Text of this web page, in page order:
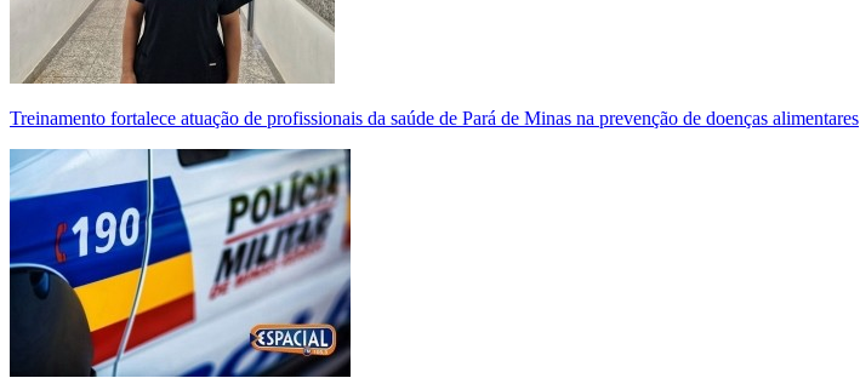
Treinamento fortalece atuação de profissionais da saúde de Pará de Minas na prevenção de doenças alimentares